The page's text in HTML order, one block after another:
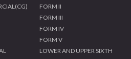
FORM II
FORM III
FORM IV
FORM V
LOWER AND UPPER SIXTH